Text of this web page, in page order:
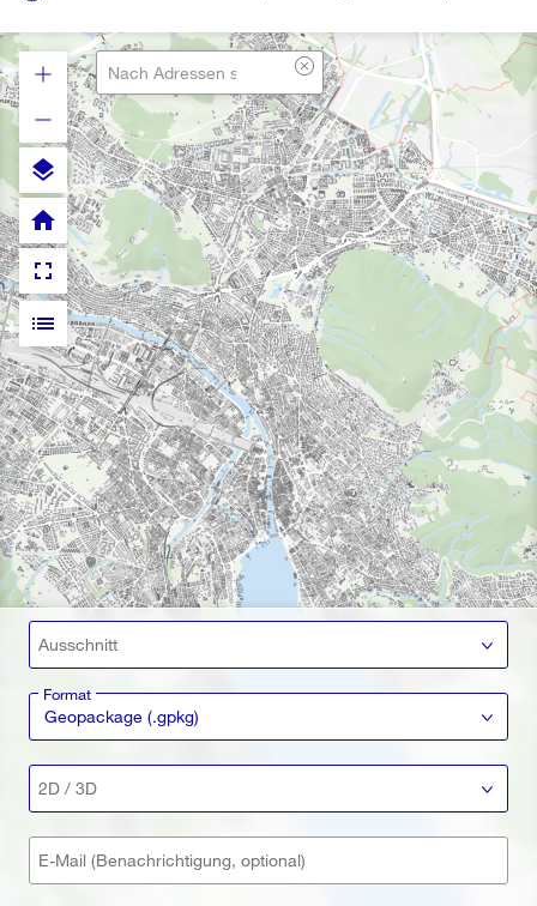
layers
fullscreen
home
list
Ausschnitt
Format
Geopackage (.gpkg)
2D / 3D
E-Mail (Benachrichtigung, optional)